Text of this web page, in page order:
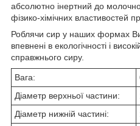
абсолютно інертний до
фізико-хімічних властивостей
Роблячи сир у наших формах
впевнені в екологічності і
справжнього сиру.
Вага:
Діаметр верхньої частини:
Діаметр нижній частині: